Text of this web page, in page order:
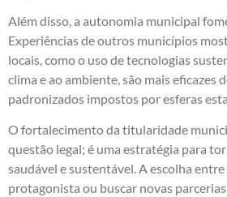
Além disso, a autonomia municipal
Experiências de outros municípios
locais, como o uso de tecnologias
clima e ao ambiente, são mais eficazes
padronizados impostos por esferas
O fortalecimento da titularidade
questão legal; é uma estratégia para
saudável e sustentável. A escolha
protagonista ou buscar novas